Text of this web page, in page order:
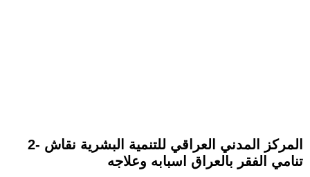
2- المركز المدني العراقي للتنمية البشرية نقاش
تنامي الفقر بالعراق اسبابه وعلاجه